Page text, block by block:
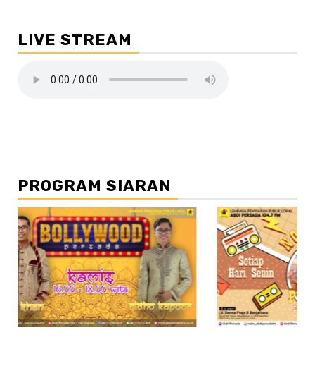
LIVE STREAM
PROGRAM SIARAN
//3